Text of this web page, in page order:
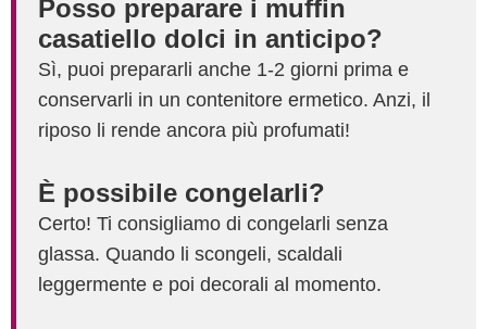
Posso preparare i muffin
casatiello dolci in anticipo?
Sì, puoi prepararli anche 1-2 giorni prima e
conservarli in un contenitore ermetico. Anzi, il
riposo li rende ancora più profumati!
È possibile congelarli?
Certo! Ti consigliamo di congelarli senza
glassa. Quando li scongeli, scaldali
leggermente e poi decorali al momento.